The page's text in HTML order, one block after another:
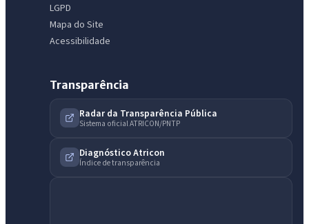
LGPD
Mapa do Site
Acessibilidade
Transparência
Radar da Transparência Pública
Sistema oficial ATRICON/PNTP
Diagnóstico Atricon
Índice de transparência